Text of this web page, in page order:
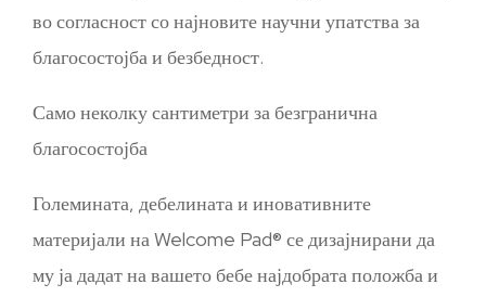
во согласност со најновите научни упатства за
благосостојба и безбедност.
Само неколку сантиметри за безгранична
благосостојба
Големината, дебелината и иновативните
материјали на Welcome Pad® се дизајнирани да
му ја дадат на вашето бебе најдобрата положба и